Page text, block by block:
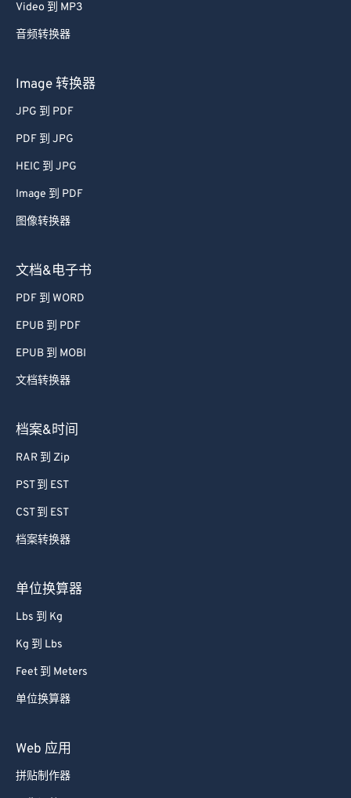
Video 到 MP3
音频转换器
Image 转换器
JPG 到 PDF
PDF 到 JPG
HEIC 到 JPG
Image 到 PDF
图像转换器
文档&电子书
PDF 到 WORD
EPUB 到 PDF
EPUB 到 MOBI
文档转换器
档案&时间
RAR 到 Zip
PST 到 EST
CST 到 EST
档案转换器
单位换算器
Lbs 到 Kg
Kg 到 Lbs
Feet 到 Meters
单位换算器
Web 应用
拼贴制作器